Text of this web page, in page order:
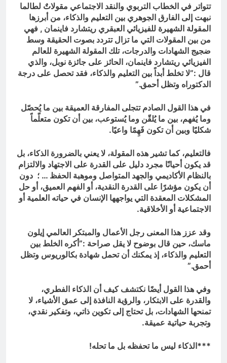
تتواتر في الخطاب التربوي والنقد الاجتماعي مقولاتٌ لطالما
نبهت إلى الفارق الجوهري بين التعليم والذكاء، من أبرزها
المقولة الشهيرة للفيزيائي العبقري ريتشارد فاينمان , فهي
من بين المقولات التي ما تزال تتردد بصوت الحقيقة وسط
ضجيج الشهادات والدرجات، تلك المقولة الشهيرة للعالم
الفيزيائي ريتشارد فاينمان، الحائز على جائزة نوبل، والذي
قال :”لا تخلط أبداً بين التعليم والذكاء، فقد تحصل على درجة
الدكتوراه وتظل أحمق.”
في هذا القول الصادم تتجلى المفارقة العميقة بين ما يُحصّل
وما يُفهم، بين ما يُلقّن وما يُستوعب، بين أن تكون متعلّماً
شكليًا وبين أن تكون فَهِمًا واعيًا.
فالتعليم، كما تشير هذه المقولة، لا يعني بالضرورة الذكاء، بل
قد يكون أحيانًا مجرد دليل على القدرة على الاجتهاد والالتزام
بالنظام الأكاديمي والجهد المتواصل وموهبة الحفظ … ؛ دون
أن يكون مؤشرًا على القدرة النقدية، أو الفهم العميق، أو حل
المشكلات المعقدة التي يواجهها الإنسان في حياته العلمية أو
الاجتماعية أو الأخلاقية.
وقد عزز هذا المعنى رجل الأعمال والمبتكر العالمي إيلون
ماسك، حين قال بوضوح لا يقل صراحة :”أكره الخلط بين
التعليم والذكاء، إذ يمكنك أن تحمل شهادة بكالوريوس وتظل
أحمق.”
وفي هذا القول أيضًا نكتشف كيف أن الذكاء الفطري،
والقدرة على الابتكار، والرؤية النافذة إلى عمق الأشياء، لا
تمنحها الشهادات، بل تحتاج إلى تكوين ذاتي، وتفكير نقدي،
وتجربة حياتية عميقة.
***الذكاء ليس ما تحفظه بل ما تحله!